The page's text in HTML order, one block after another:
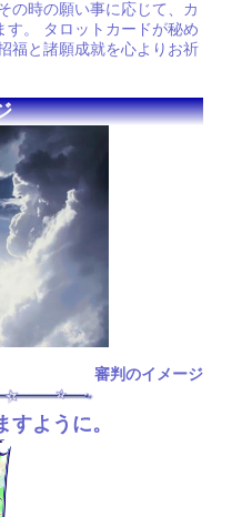
の時の願い事に応じて、カ
す。 タロットカードが秘め
福と諸願成就を心よりお祈
審判のイメージ
ように。